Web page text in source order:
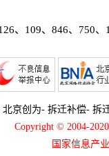
、109、846、750、
北京创为- 拆迁补偿- 拆
Copyright © 2004-
国家信息产